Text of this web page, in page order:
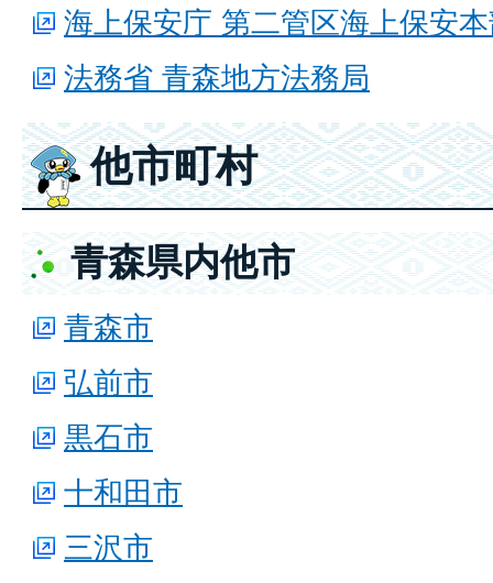
海上保安庁 第二管区海上保安
法務省 青森地方法務局
他市町村
青森県内他市
青森市
弘前市
黒石市
十和田市
三沢市